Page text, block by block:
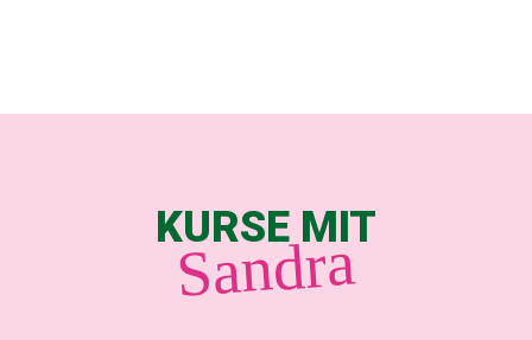
KURSE MIT
Sandra